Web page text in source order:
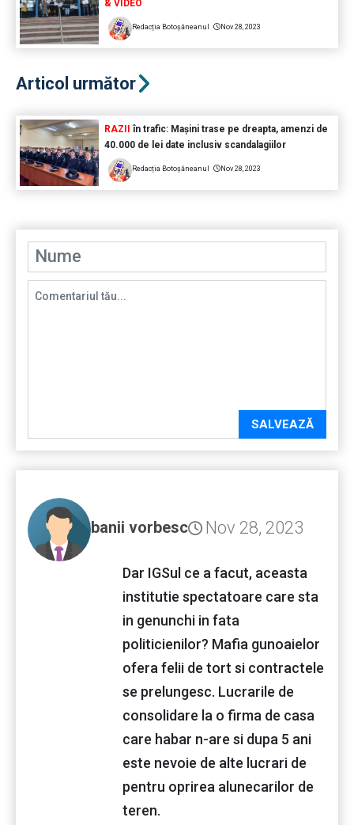
& VIDEO
Redacția Botoșăneanul Nov 28, 2023
Articol următor
RAZII în trafic: Mașini trase pe dreapta, amenzi de
40.000 de lei date inclusiv scandalagiilor
Redacția Botoșăneanul Nov 28, 2023
SALVEAZĂ
banii vorbesc Nov 28, 2023
Dar IGSul ce a facut, aceasta
institutie spectatoare care sta
in genunchi in fata
politicienilor? Mafia gunoaielor
ofera felii de tort si contractele
se prelungesc. Lucrarile de
consolidare la o firma de casa
care habar n-are si dupa 5 ani
este nevoie de alte lucrari de
pentru oprirea alunecarilor de
teren.